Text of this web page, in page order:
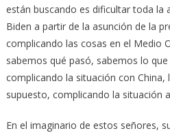
están buscando es dificultar toda la
Biden a partir de la asunción de la
complicando las cosas en el Medio
sabemos qué pasó, sabemos lo
complicando la situación con
supuesto, complicando la situación
En el imaginario de estos señores,